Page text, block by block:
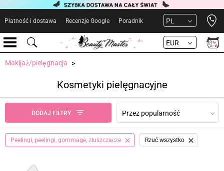
Płatność i dostawa Recenzje Google Poradnik PL
EUR
Makijaż/pielęgnacja
Kosmetyki pielęgnacyjne
DODAJ FILTRY Przez popularność
Peelingi, peelingi, gommage, złuszczacze Rzuć wszystko